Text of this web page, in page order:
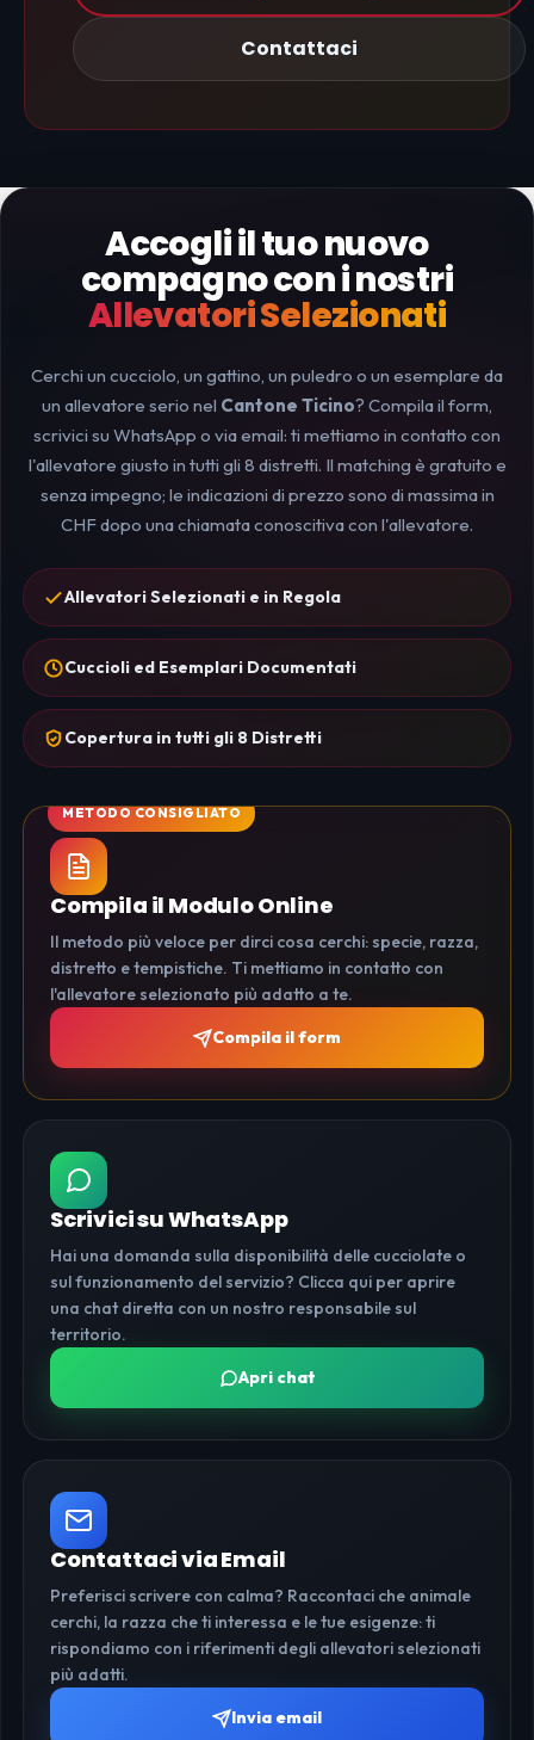
Contattaci
Accogli il tuo nuovo
compagno con i nostri
Allevatori Selezionati
Cerchi un cucciolo, un gattino, un puledro o un esemplare da
un allevatore serio nel Cantone Ticino? Compila il form,
scrivici su WhatsApp o via email: ti mettiamo in contatto con
l'allevatore giusto in tutti gli 8 distretti. Il matching è gratuito e
senza impegno; le indicazioni di prezzo sono di massima in
CHF dopo una chiamata conoscitiva con l'allevatore.
Allevatori Selezionati e in Regola
Cuccioli ed Esemplari Documentati
Copertura in tutti gli 8 Distretti
Compila il Modulo Online
Il metodo più veloce per dirci cosa cerchi: specie, razza,
distretto e tempistiche. Ti mettiamo in contatto con
l'allevatore selezionato più adatto a te.
Compila il form
Scrivici su WhatsApp
Hai una domanda sulla disponibilità delle cucciolate o
sul funzionamento del servizio? Clicca qui per aprire
una chat diretta con un nostro responsabile sul
territorio.
Apri chat
Contattaci via Email
Preferisci scrivere con calma? Raccontaci che animale
cerchi, la razza che ti interessa e le tue esigenze: ti
rispondiamo con i riferimenti degli allevatori selezionati
più adatti.
Invia email